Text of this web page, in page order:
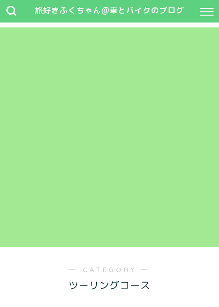
旅好きふくちゃん@車とバイクのブログ
― CATEGORY ―
ツーリングコース